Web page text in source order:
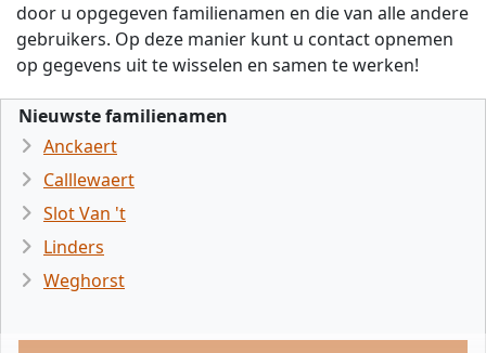
door u opgegeven familienamen en die van alle andere
gebruikers. Op deze manier kunt u contact opnemen
op gegevens uit te wisselen en samen te werken!
Nieuwste familienamen
Anckaert
Calllewaert
Slot Van 't
Linders
Weghorst